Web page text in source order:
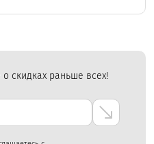
скидках раньше всех!